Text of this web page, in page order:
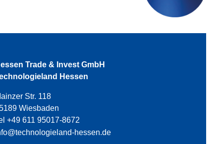
Trade & Invest GmbH
Hessen
Str. 118
Wiesbaden
+49 611 95017-8672
hessen.de